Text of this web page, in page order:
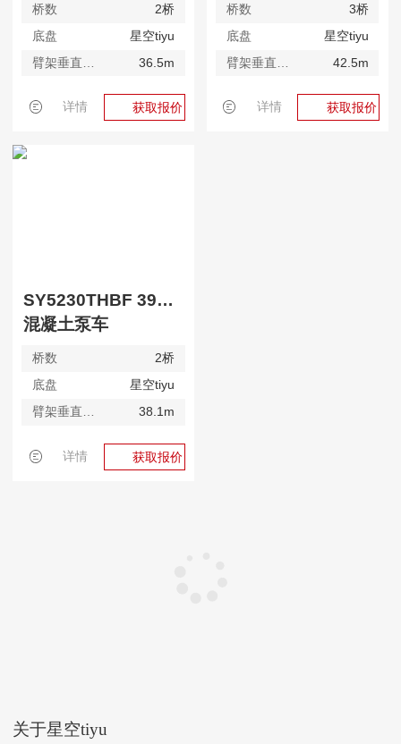
桥数
2桥
底盘
星空tiyu
36.5m
详情 获取报价
桥数
3桥
底盘
星空tiyu
42.5m
详情 获取报价
SY5230THBF 390C-10A
混凝土泵车
桥数
2桥
底盘
星空tiyu
臂架垂直高度
38.1m
详情 获取报价
关于星空tiyu